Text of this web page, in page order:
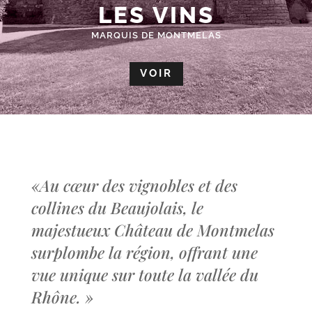
LES VINS
MARQUIS DE MONTMELAS
VOIR
«Au cœur des vignobles et des
collines du Beaujolais, le
majestueux Château de Montmelas
surplombe la région, offrant une
vue unique sur toute la vallée du
Rhône. »